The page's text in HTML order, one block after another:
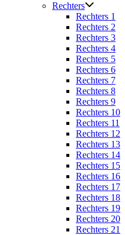
Rechters
Rechters 1
Rechters 2
Rechters 3
Rechters 4
Rechters 5
Rechters 6
Rechters 7
Rechters 8
Rechters 9
Rechters 10
Rechters 11
Rechters 12
Rechters 13
Rechters 14
Rechters 15
Rechters 16
Rechters 17
Rechters 18
Rechters 19
Rechters 20
Rechters 21